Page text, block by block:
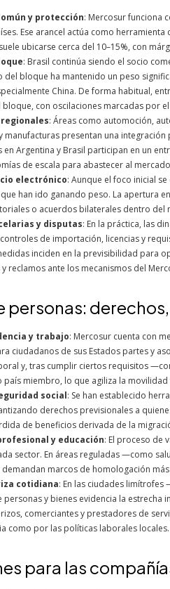
y protección: Mercosur funciona
Ese arancel actúa como
ubicarse cerca del 10–15%, con
: Brasil continúa siendo el socio
del bloque ha mantenido un peso
China. De forma habitual,
con oscilaciones marcadas por
: Áreas como automoción,
manufacturas presentan una
Argentina y Brasil participan en un
de escala para abastecer al
electrónico: Aunque el foco inicial
han ido ganando peso. La apertura
o acuerdos bilaterales dentro del
y disputas: En la práctica, las
de importación, licencias y
inciden en la previsibilidad para
reclamos ante los mecanismos del
personas:
y trabajo: Mercosur cuenta con
ciudadanos de sus Estados partes y
y, tras cumplir ciertos requisitos
país miembro, lo que agiliza la movilidad
social: Se han establecido
derechos previsionales a
de beneficios derivada de la
y educación: El proceso de
sector. En áreas reguladas —como
marcos de homologación
cotidiana: En las ciudades limítrofes
personas y bienes evidencia la
comerciantes y prestadores de
como por las políticas laborales locales.
para las